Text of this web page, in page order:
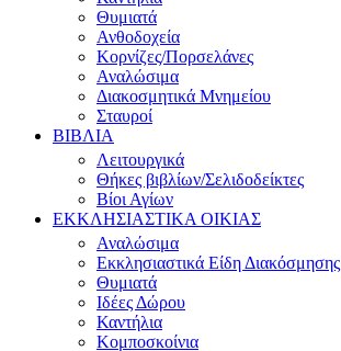
Θυμιατά
Ανθοδοχεία
Κορνίζες/Πορσελάνες
Αναλώσιμα
Διακοσμητικά Μνημείου
Σταυροί
ΒΙΒΛΙΑ
Λειτουργικά
Θήκες βιβλίων/Σελιδοδείκτες
Βίοι Αγίων
ΕΚΚΛΗΣΙΑΣΤΙΚΑ ΟΙΚΙΑΣ
Αναλώσιμα
Εκκλησιαστικά Είδη Διακόσμησης
Θυμιατά
Ιδέες Δώρου
Καντήλια
Κομποσκοίνια